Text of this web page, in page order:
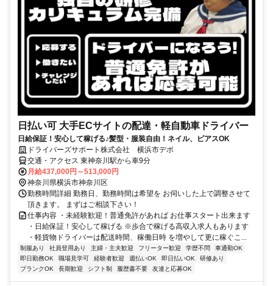
日払い可 大手ECサイトの配達・軽自動車ドライバー
日給保証！安心して稼げる♪髪型・服装自由！ネイル、ピアスOK
ドライバーズサポート株式会社 横浜市デポ
交通・アクセス 東神奈川駅から車9分
月給437,000円～513,000円
神奈川県横浜市神奈川区
勤務時間詳細 勤務日、勤務時間は希望を お伺いした上で調整させて
頂きます。 まずはご相談下さい！
仕事内容 ・未経験歓迎！普通免許があれば お仕事スタート出来ます
・日給保証！安心して稼げる ※歩合で稼げる高収入求人もあります
・軽貨物ドライバーは配送時間、稼働日時 を増やして更に稼ぐこ...
制服あり 社員登用あり 主婦・主夫歓迎 フリーター歓迎 学歴不問
車通勤OK
即日勤務OK
職場見学可 経験者歓迎 週払いOK 即日払いOK
研修あり
ブランクOK
長期歓迎 シフト制 履歴書不要 友達と応募OK